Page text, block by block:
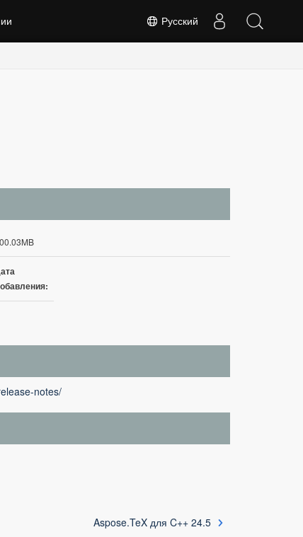
Русский
notes/
Aspose.TeX для C++ 24.5